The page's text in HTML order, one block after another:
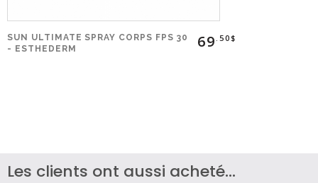
SUN ULTIMATE SPRAY CORPS FPS 30
- ESTHEDERM
69 .50$
Les clients ont aussi acheté...